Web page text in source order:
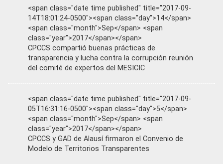
<span class="date time published" title="2017-09-
14T18:01:24-0500"><span class="day">14</span>
<span class="month">Sep</span> <span
class="year">2017</span></span>
CPCCS compartió buenas prácticas de
transparencia y lucha contra la corrupción reunión
del comité de expertos del MESICIC
<span class="date time published" title="2017-09-
05T16:31:16-0500"><span class="day">5</span>
<span class="month">Sep</span> <span
class="year">2017</span></span>
CPCCS y GAD de Alausí firmaron el Convenio de
Modelo de Territorios Transparentes